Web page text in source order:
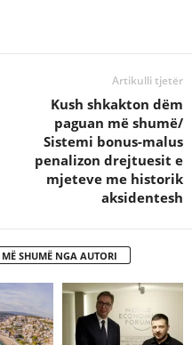
Artikulli tjetër
Kush shkakton dëm
paguan më shumë/
Sistemi bonus-malus
penalizon drejtuesit e
mjeteve me historik
aksidentesh
MË SHUMË NGA AUTORI